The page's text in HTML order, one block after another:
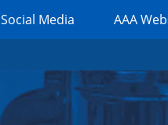
Social Media AAA